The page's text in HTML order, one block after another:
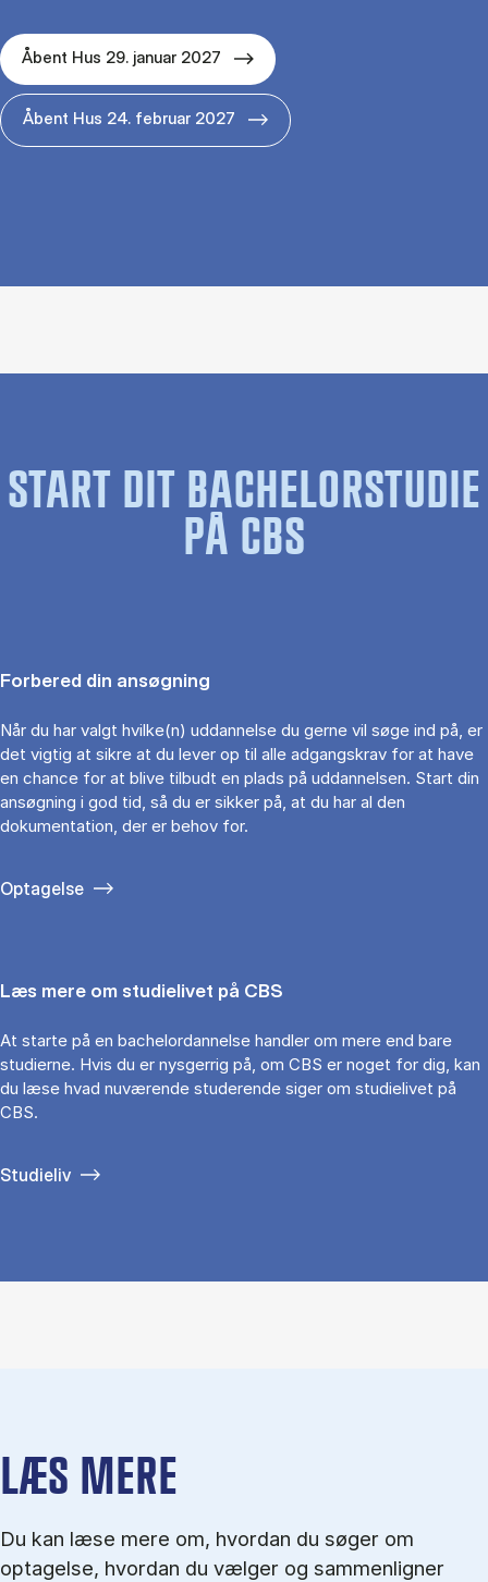
Åbent Hus 29. januar 2027
Åbent Hus 24. februar 2027
START DIT BACHELORSTUDIE
PÅ CBS
Forbered din ansøgning
Når du har valgt hvilke(n) uddannelse du gerne vil søge ind på, er
det vigtig at sikre at du lever op til alle adgangskrav for at have
en chance for at blive tilbudt en plads på uddannelsen. Start din
ansøgning i god tid, så du er sikker på, at du har al den
dokumentation, der er behov for.
Optagelse
Læs mere om studielivet på CBS
At starte på en bachelordannelse handler om mere end bare
studierne. Hvis du er nysgerrig på, om CBS er noget for dig, kan
du læse hvad nuværende studerende siger om studielivet på
CBS.
Studieliv
LÆS MERE
Du kan læse mere om, hvordan du søger om
optagelse, hvordan du vælger og sammenligner